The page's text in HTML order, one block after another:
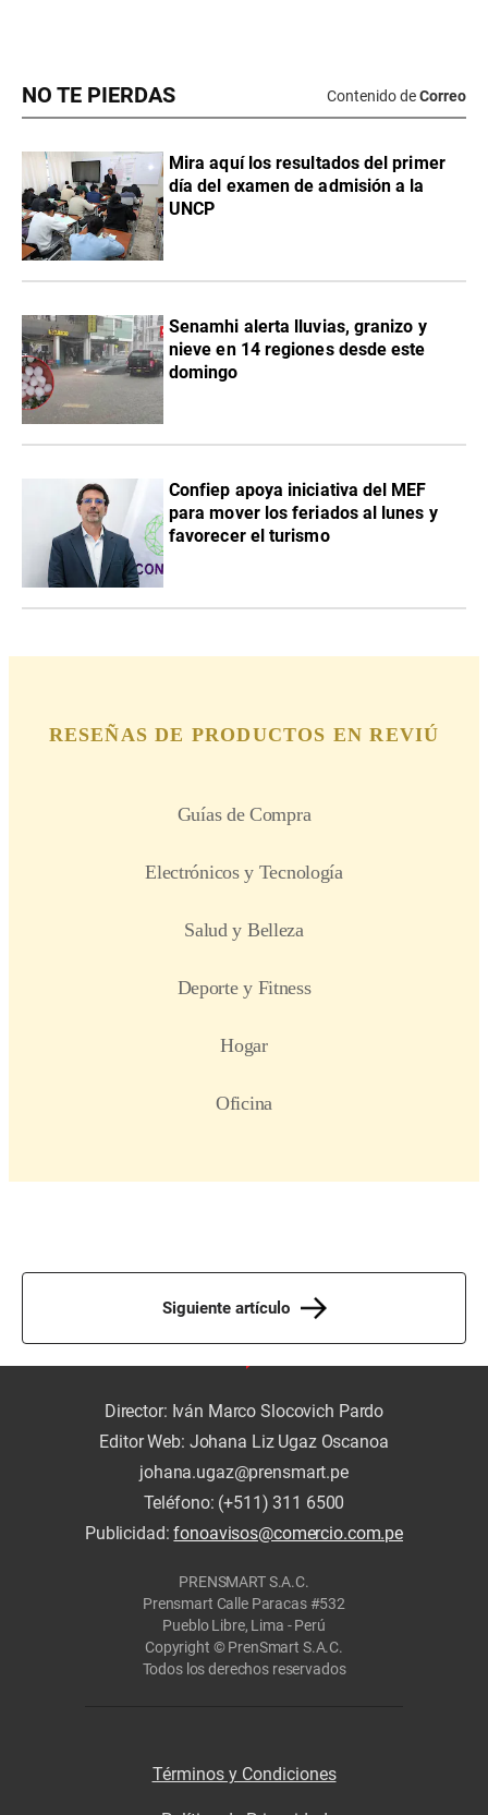
NO TE PIERDAS Contenido deCorreo
Mira aquí los resultados del primer
día del examen de admisión a la
UNCP
Senamhi alerta lluvias, granizo y
nieve en 14 regiones desde este
domingo
Confiep apoya iniciativa del MEF
para mover los feriados al lunes y
favorecer el turismo
Siguiente artículo
Director: Iván Marco Slocovich Pardo
Editor Web: Johana Liz Ugaz Oscanoa
johana.ugaz@prensmart.pe
Teléfono: (+511) 311 6500
Publicidad:fonoavisos@comercio.com.pe
PRENSMART S.A.C.
Prensmart Calle Paracas #532
Pueblo Libre, Lima - Perú
Copyright © PrenSmart S.A.C.
Todos los derechos reservados
Términos y Condiciones